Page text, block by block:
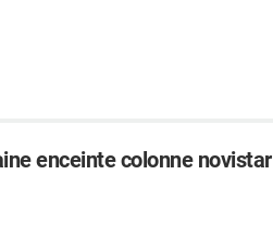
enceinte colonne novistar